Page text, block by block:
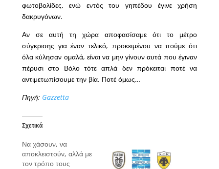
φωτοβολίδες, ενώ εντός του γηπέδου έγινε χρήση
δακρυγόνων.
Αν σε αυτή τη χώρα αποφασίσαμε ότι το μέτρο
σύγκρισης για έναν τελικό, προκειμένου να πούμε ότι
όλα κύλησαν ομαλά, είναι να μην γίνουν αυτά που έγιναν
πέρυσι στο Βόλο τότε απλά δεν πρόκειται ποτέ να
αντιμετωπίσουμε την βία. Ποτέ όμως…
Πηγή: Gazzetta
Σχετικά
Να χάσουν, να
αποκλειστούν, αλλά με
τον τρόπο τους